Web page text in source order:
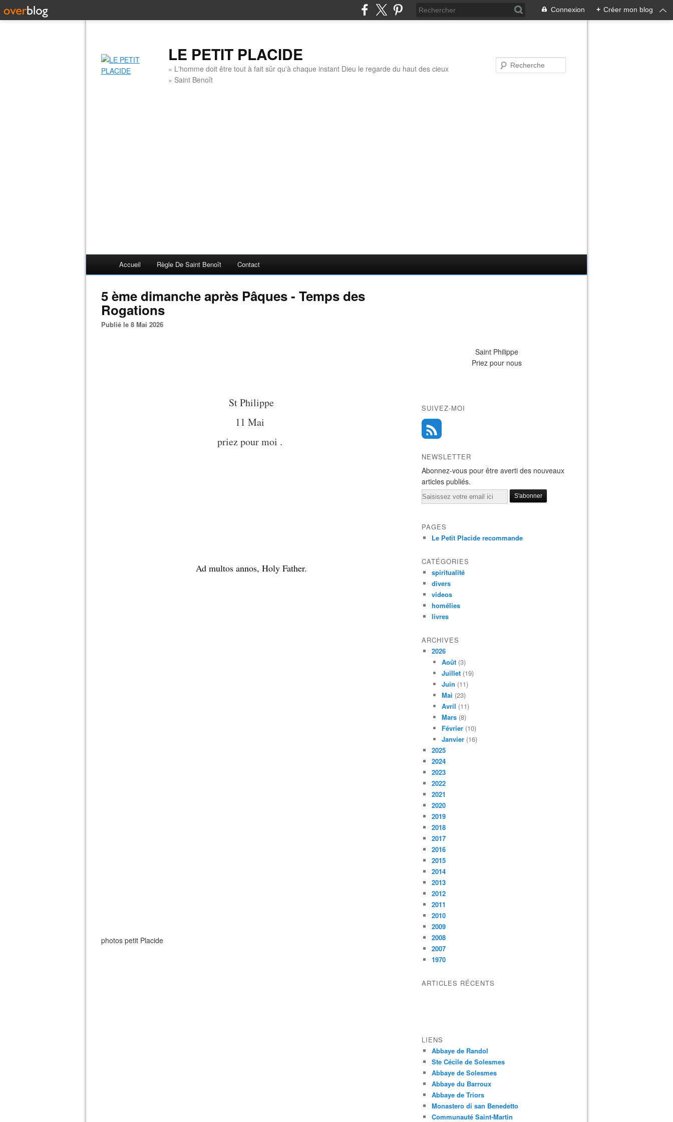
Connexion + Créer mon blog
LE PETIT PLACIDE
« L'homme doit être tout à fait sûr qu'à chaque instant Dieu le regarde du haut des cieux
» Saint Benoît
Accueil Règle De Saint Benoît Contact
5 ème dimanche après Pâques - Temps des
Rogations
Publié le 8 Mai 2026
St Philippe
11 Mai
priez pour moi .
Ad multos annos, Holy Father.
photos petit Placide
Saint Philippe
Priez pour nous
SUIVEZ-MOI
NEWSLETTER
Abonnez-vous pour être averti des nouveaux
articles publiés.
Email
PAGES
Le Petit Placide recommande
CATÉGORIES
spiritualité
divers
videos
homélies
livres
ARCHIVES
2026
Août (3)
Juillet (19)
Juin (11)
Mai (23)
Avril (11)
Mars (8)
Février (10)
Janvier (16)
2025
2024
2023
2022
2021
2020
2019
2018
2017
2016
2015
2014
2013
2012
2011
2010
2009
2008
2007
1970
ARTICLES RÉCENTS
LIENS
Abbaye de Randol
Ste Cécile de Solesmes
Abbaye de Solesmes
Abbaye du Barroux
Abbaye de Triors
Monastero di san Benedetto
Communauté Saint-Martin